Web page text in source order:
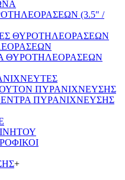
(3.5" /
ΘΥΡΟΤΗΛΕΟΡΑΣΕΩΝ
ΘΥΡΟΤΗΛΕΟΡΑΣΕΩΝ
ΠΥΡΑΝΙΧΝΕΥΣΗΣ
ΠΥΡΑΝΙΧΝΕΥΣΗΣ
+